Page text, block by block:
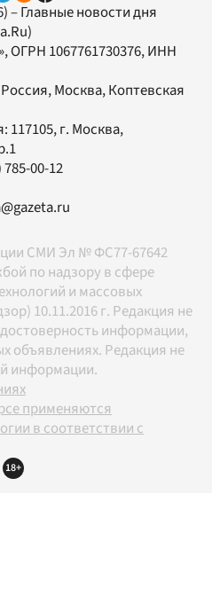
– Главные новости дня
, ОГРН 1067761730376, ИНН
Москва, Коптевская
117105, г. Москва,
785-00-12
СМИ Эл № ФС77-67642
по надзору в сфере
и массовых
10.11.2016 г. Редакция не
информации,
объявлениях. Редакция не
информации.
применяются
в соответствии с
18+